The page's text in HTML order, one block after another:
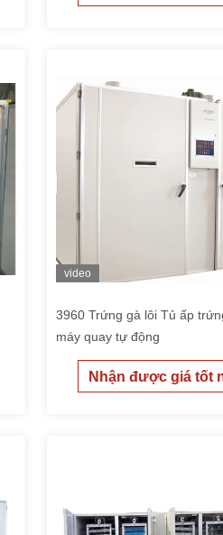
video
3960 Trứng gà lôi Tủ ấp
máy quay tự động
Nhận được giá tốt